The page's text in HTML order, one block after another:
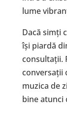
lume
Dacă simți
își piardă
consultații.
conversații
muzica de
bine atunci